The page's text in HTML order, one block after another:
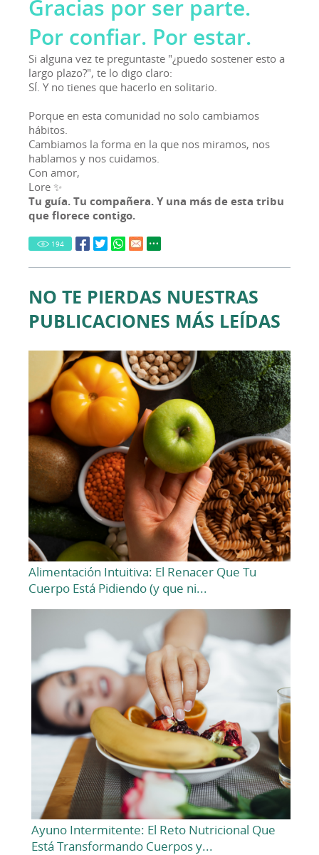
Gracias por ser parte.
Por confiar. Por estar.
Si alguna vez te preguntaste "¿puedo sostener esto a
largo plazo?", te lo digo claro:
SÍ. Y no tienes que hacerlo en solitario.
Porque en esta comunidad no solo cambiamos
hábitos.
Cambiamos la forma en la que nos miramos, nos
hablamos y nos cuidamos.
Con amor,
Lore ✨
Tu guía. Tu compañera. Y una más de esta tribu
que florece contigo.
194
NO TE PIERDAS NUESTRAS
PUBLICACIONES MÁS LEÍDAS
Alimentación Intuitiva: El Renacer Que Tu
Cuerpo Está Pidiendo (y que ni...
Ayuno Intermitente: El Reto Nutricional Que
Está Transformando Cuerpos y...